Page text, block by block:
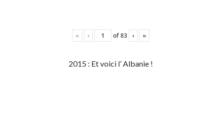
« ‹ of83 › »
2015 : Et voici l’ Albanie !